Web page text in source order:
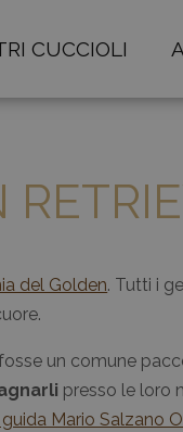
CUCCIOLI
del Golden. Tutti i
un comune
presso le loro
Mario Salzano